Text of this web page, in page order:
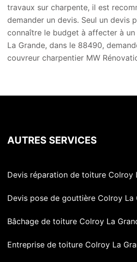
travaux sur charpente, il est
demander un devis. Seul un devis
connaître le budget à affecter à
La Grande, dans le 88490,
couvreur charpentier MW
AUTRES SERVICES
Devis réparation de toiture Colroy
Devis pose de gouttière Colroy La
Bâchage de toiture Colroy La
Entreprise de toiture Colroy La